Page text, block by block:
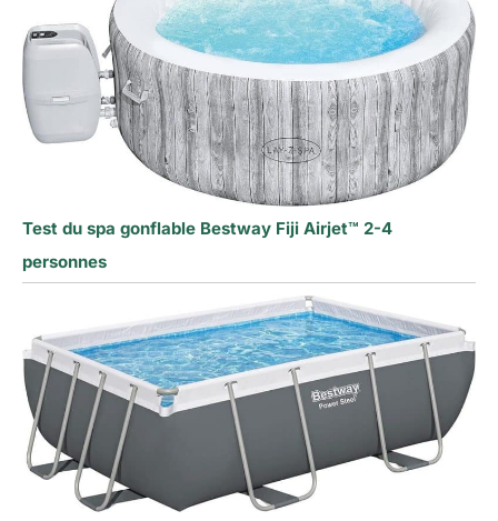
Test du spa gonflable Bestway Fiji Airjet™ 2-4
personnes